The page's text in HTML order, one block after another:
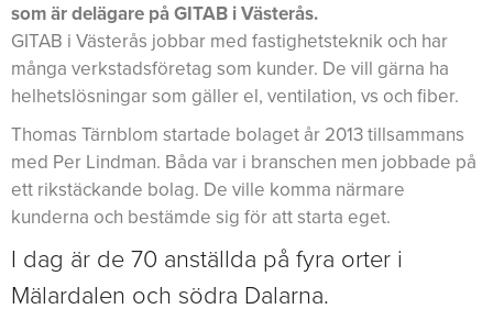
som är delägare på GITAB i Västerås.
GITAB i Västerås jobbar med fastighetsteknik och har
många verkstadsföretag som kunder. De vill gärna ha
helhetslösningar som gäller el, ventilation, vs och fiber.
Thomas Tärnblom startade bolaget år 2013 tillsammans
med Per Lindman. Båda var i branschen men jobbade på
ett rikstäckande bolag. De ville komma närmare
kunderna och bestämde sig för att starta eget.
I dag är de 70 anställda på fyra orter i
Mälardalen och södra Dalarna.